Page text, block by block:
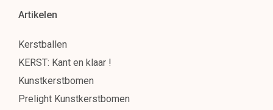
Artikelen
Kerstballen
KERST: Kant en klaar !
Kunstkerstbomen
Prelight Kunstkerstbomen